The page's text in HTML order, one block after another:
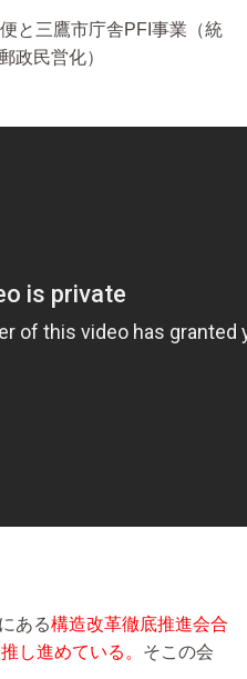
と三鷹市庁舎PFI事業（統
政民営化）
ある構造改革徹底推進会合
し進めている。 そこの会